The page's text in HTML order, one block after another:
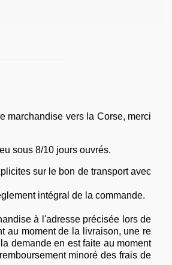
marchandise vers la Corse, merci
sous 8/10 jours ouvrés.
sur le bon de transport avec
intégral de la commande.
à l'adresse précisée lors de
au moment de la livraison, une re
demande en est faite au moment
minoré des frais de